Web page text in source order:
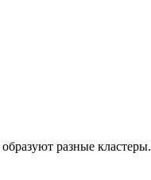
разные кластеры.